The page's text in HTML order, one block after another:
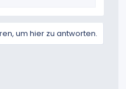
um hier zu antworten.